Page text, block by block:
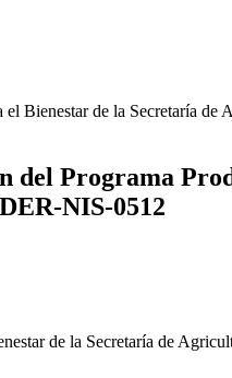
Bienestar de la Secretaría de
del Programa
NIS-0512
de la Secretaría de